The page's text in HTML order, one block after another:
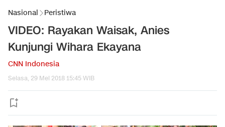
Nasional Peristiwa
VIDEO: Rayakan Waisak, Anies
Kunjungi Wihara Ekayana
CNN Indonesia
Selasa, 29 Mei 2018 15:45 WIB